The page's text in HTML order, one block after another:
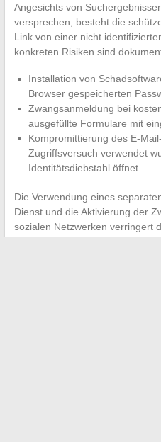
Angesichts von
versprechen, besteht die
Link von einer nicht
konkreten Risiken sind
Installation von
Browser gespeicherten
Zwangsanmeldung bei
ausgefüllte Formulare mit
Kompromittierung des E-
Zugriffsversuch verwendet
Identitätsdiebstahl öffnet.
Die Verwendung eines
Dienst und die Aktivierung der
sozialen Netzwerken verringert